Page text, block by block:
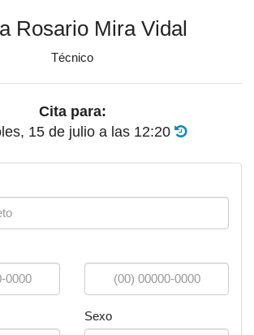
Rosario Mira Vidal
Técnico
Cita para:
15 de julio a las 12:20
Sexo